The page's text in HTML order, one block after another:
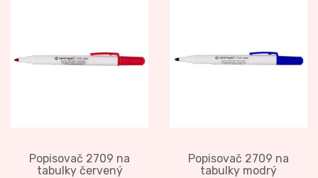
Popisovač 2709 na
tabulky červený
Popisovač 2709 na
tabulky modrý